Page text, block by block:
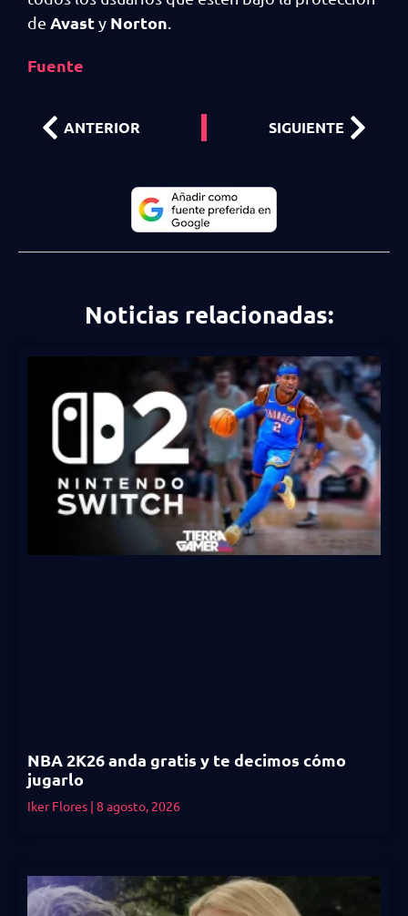
de Avasty Norton
Fuente
ANTERIOR SIGUIENTE
Noticias relacionadas:
NBA 2K26 anda gratis y te decimos cómo
jugarlo
Iker Flores 8 agosto, 2026